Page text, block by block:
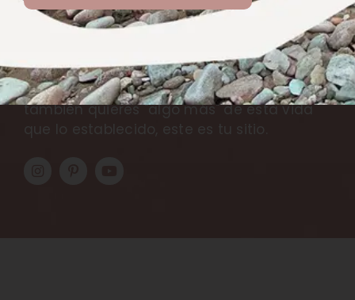
Diseñadora, decoradora, ilustradora,
coleccionista de azulejos e idealista
incorregible. Mi misión es llenar el mundo
de alegría y belleza y mis herramientas el
diseño, el arte y el storytelling. Si tú
también quieres "algo más" de esta vida